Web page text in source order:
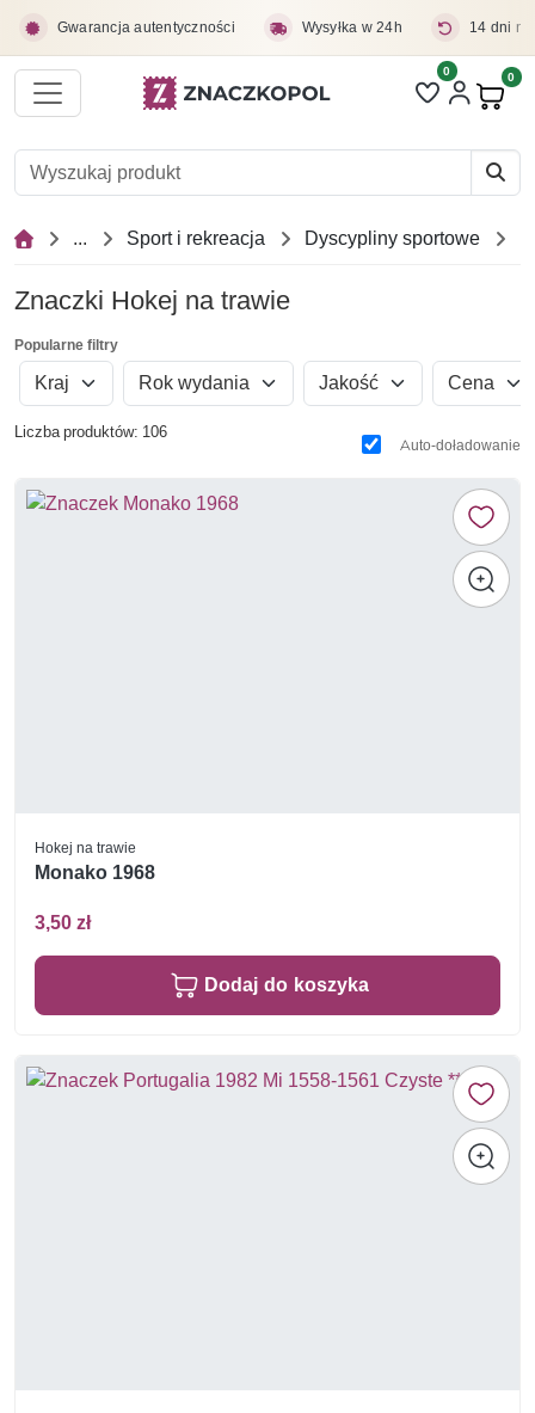
Gwarancja autentyczności Wysyłka w 24h 14 dni
Liczba pozycji
0 0
... Sport i rekreacja Dyscypliny sportowe
Znaczki Hokej na trawie
Popularne filtry
Kraj Rok wydania Jakość Cena
Liczba produktów: 106
Auto-doładowanie
Hokej na trawie
Monako 1968
3,50 zł
Dodaj do koszyka